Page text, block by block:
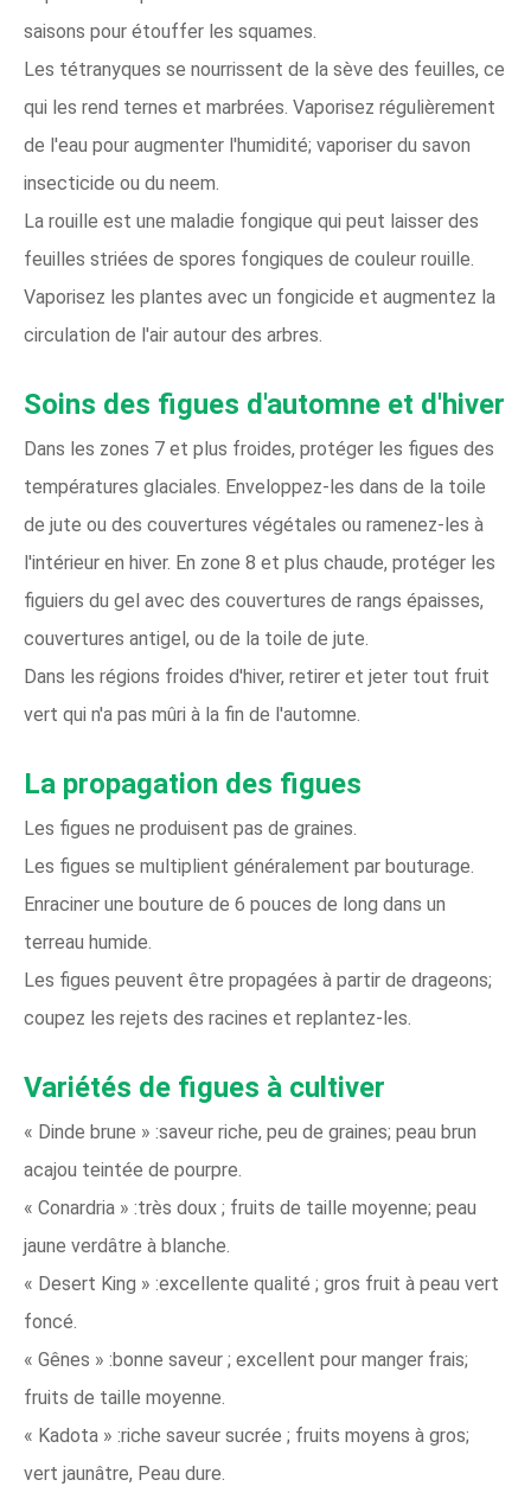
saisons pour étouffer les squames.
Les tétranyques se nourrissent de la sève des feuilles, ce
qui les rend ternes et marbrées. Vaporisez régulièrement
de l'eau pour augmenter l'humidité; vaporiser du savon
insecticide ou du neem.
La rouille est une maladie fongique qui peut laisser des
feuilles striées de spores fongiques de couleur rouille.
Vaporisez les plantes avec un fongicide et augmentez la
circulation de l'air autour des arbres.
Soins des figues d'automne et d'hiver
Dans les zones 7 et plus froides, protéger les figues des
températures glaciales. Enveloppez-les dans de la toile
de jute ou des couvertures végétales ou ramenez-les à
l'intérieur en hiver. En zone 8 et plus chaude, protéger les
figuiers du gel avec des couvertures de rangs épaisses,
couvertures antigel, ou de la toile de jute.
Dans les régions froides d'hiver, retirer et jeter tout fruit
vert qui n'a pas mûri à la fin de l'automne.
La propagation des figues
Les figues ne produisent pas de graines.
Les figues se multiplient généralement par bouturage.
Enraciner une bouture de 6 pouces de long dans un
terreau humide.
Les figues peuvent être propagées à partir de drageons;
coupez les rejets des racines et replantez-les.
Variétés de figues à cultiver
« Dinde brune » :saveur riche, peu de graines; peau brun
acajou teintée de pourpre.
« Conardria » :très doux ; fruits de taille moyenne; peau
jaune verdâtre à blanche.
« Desert King » :excellente qualité ; gros fruit à peau vert
foncé.
« Gênes » :bonne saveur ; excellent pour manger frais;
fruits de taille moyenne.
« Kadota » :riche saveur sucrée ; fruits moyens à gros;
vert jaunâtre, Peau dure.